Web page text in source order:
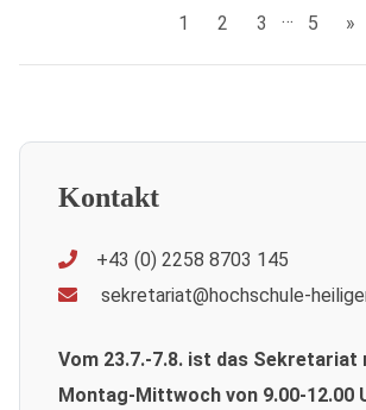
1 2 3 … 5 »
Kontakt
+43 (0) 2258 8703 145
sekretariat@hochschule-
Vom 23.7.-7.8. ist das Sekretariat
Montag-Mittwoch von 9.00-12.00